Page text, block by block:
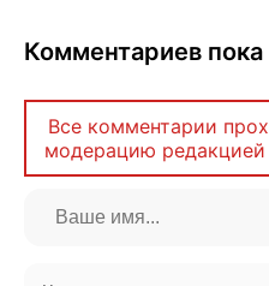
Комментариев пока
Все комментарии
модерацию редакцией